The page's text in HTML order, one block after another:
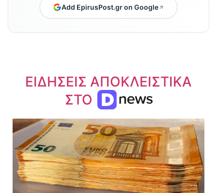
Add EpirusPost.gr on Google
ΕΙΔΗΣΕΙΣ ΑΠΟΚΛΕΙΣΤΙΚΑ
ΣΤΟ